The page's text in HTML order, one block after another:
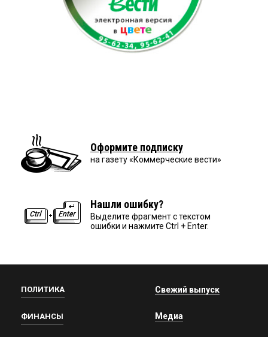
Оформите подписку
на газету «Коммерческие вести»
Нашли ошибку?
Выделите фрагмент с текстом
ошибки и нажмите Ctrl + Enter.
ПОЛИТИКА
ФИНАНСЫ
Свежий выпуск
Медиа